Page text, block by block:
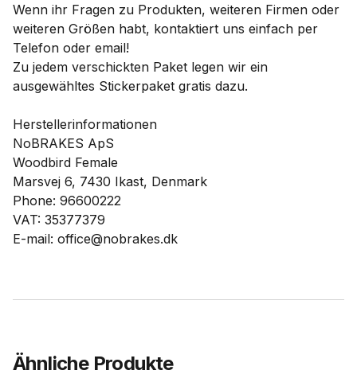
Wenn ihr Fragen zu Produkten, weiteren Firmen oder
weiteren Größen habt, kontaktiert uns einfach per
Telefon oder email!
Zu jedem verschickten Paket legen wir ein
ausgewähltes Stickerpaket gratis dazu.
Herstellerinformationen
NoBRAKES ApS
Woodbird Female
Marsvej 6, 7430 Ikast, Denmark
Phone: 96600222
VAT: 35377379
E-mail: office@nobrakes.dk
Ähnliche Produkte